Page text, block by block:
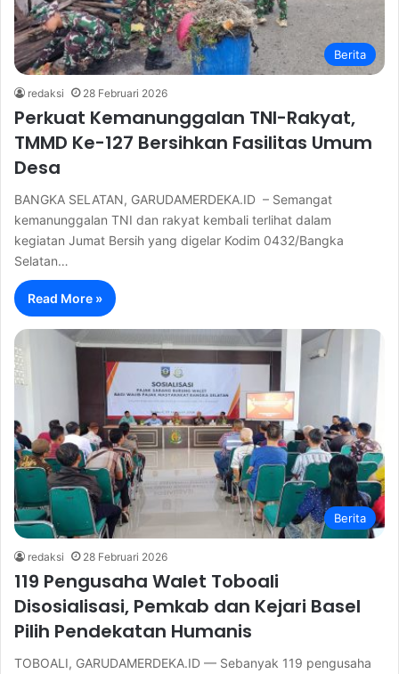
Berita
redaksi 28 Februari 2026
Perkuat Kemanunggalan TNI-Rakyat,
TMMD Ke-127 Bersihkan Fasilitas Umum
Desa
BANGKA SELATAN, GARUDAMERDEKA.ID – Semangat
kemanunggalan TNI dan rakyat kembali terlihat dalam
kegiatan Jumat Bersih yang digelar Kodim 0432/Bangka
Selatan…
Read More »
Berita
redaksi 28 Februari 2026
119 Pengusaha Walet Toboali
Disosialisasi, Pemkab dan Kejari Basel
Pilih Pendekatan Humanis
TOBOALI, GARUDAMERDEKA.ID — Sebanyak 119 pengusaha